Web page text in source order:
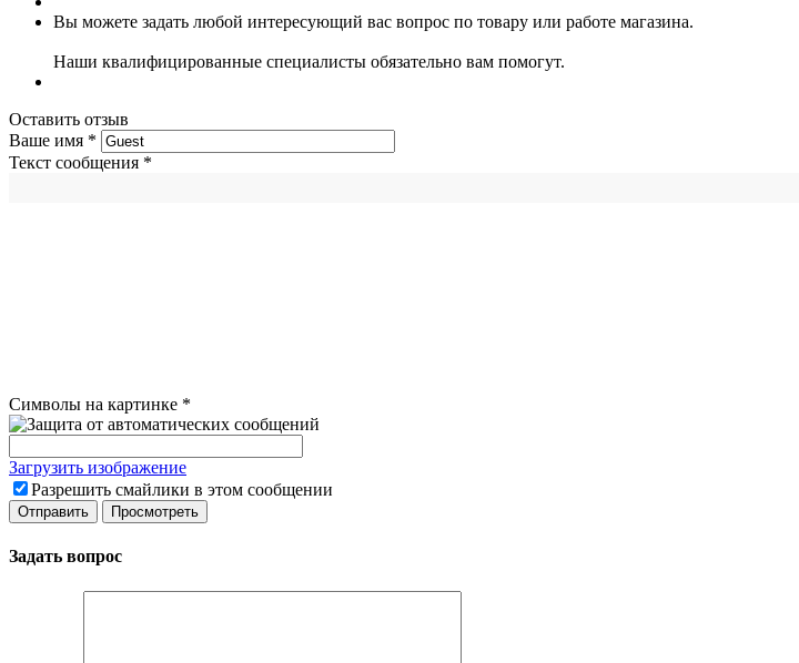
Вы можете задать любой интересующий вас вопрос по товару или работе магазина.
Наши квалифицированные специалисты обязательно вам помогут.
Оставить отзыв
Ваше имя *
Текст сообщения *
Символы на картинке *
Загрузить изображение
Разрешить смайлики в этом сообщении
Задать вопрос